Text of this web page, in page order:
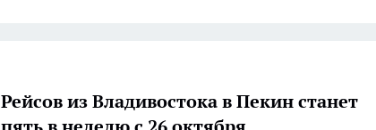
Рейсов из Владивостока в Пекин станет